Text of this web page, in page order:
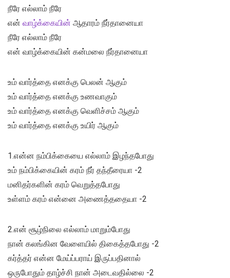
நீரே எல்லாம் நீரே
என் வாழ்க்கையின் ஆதாரம் நீர்தானையா
நீரே எல்லாம் நீரே
என் வாழ்க்கையின் கன்மலை நீர்தானையா
உம் வார்த்தை எனக்கு பெலன் ஆகும்
உம் வார்த்தை எனக்கு உணவாகும்
உம் வார்த்தை எனக்கு வெளிச்சம் ஆகும்
உம் வார்த்தை எனக்கு உயிர் ஆகும்
1.என்ன நம்பிக்கையை எல்லாம் இழந்தபோது
உம் நம்பிக்கையின் கரம் நீர் தந்தீரையா -2
மனிதர்களின் கரம் வெறுத்தபோது
உள்ளம் கரம் என்னை அணைத்ததையா -2
2.என் சூழ்நிலை எல்லாம் மாறும்போது
நான் கலங்கின வேளையில் திகைத்தபோது -2
கர்த்தர் என்ன மேய்ப்பராய் இருப்பதினால்
ஒருபோதும் தாழ்ச்சி நான் அடைவதில்லை -2